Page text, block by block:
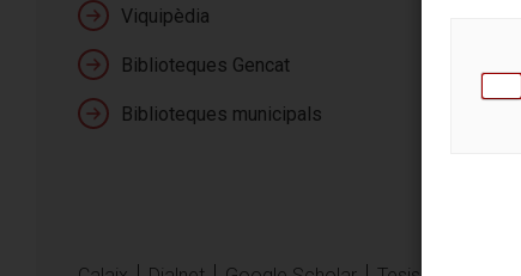
Horaris
Viquipèdia
Biblioteques Gencat
Biblioteques municipals